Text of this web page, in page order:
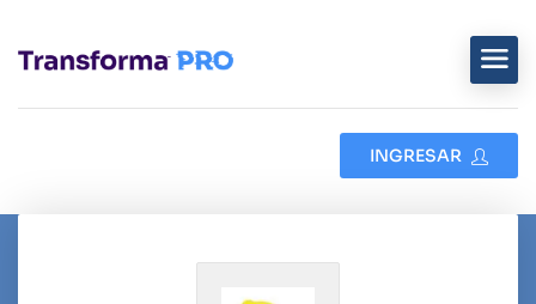
INGRESAR